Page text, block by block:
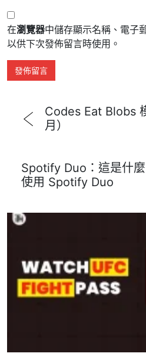
在瀏覽器中儲存顯示名稱、電子
以供下次發佈留言時使用。
Codes Eat Blobs
月）
Spotify Duo：這是什
使用 Spotify Duo